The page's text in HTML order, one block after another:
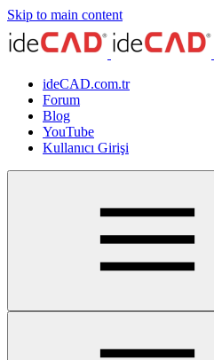
Skip to main content
ideCAD.com.tr
Forum
Blog
YouTube
Kullanıcı Girişi